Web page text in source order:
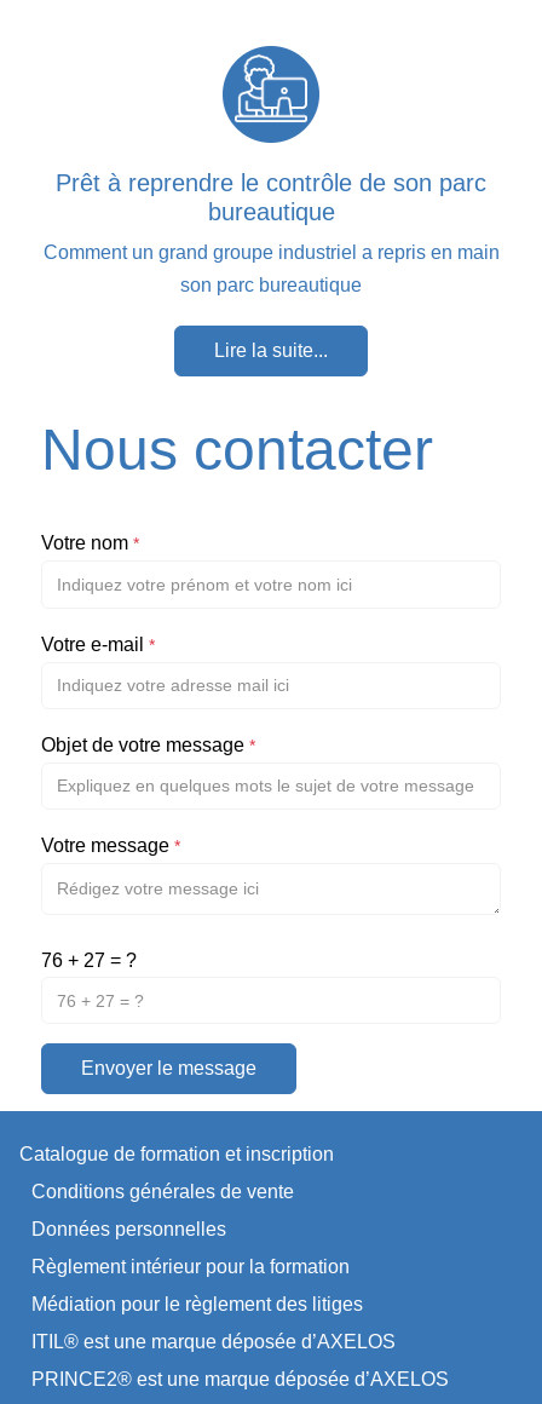
Prêt à reprendre le contrôle de son parc
bureautique
Comment un grand groupe industriel a repris en main
son parc bureautique
Lire la suite...
Nous contacter
Votre nom*
Votre e-mail*
Objet de votre message*
Votre message*
76 + 27 = ?
Envoyer le message
Catalogue de formation et inscription
Conditions générales de vente
Données personnelles
Règlement intérieur pour la formation
Médiation pour le règlement des litiges
ITIL® est une marque déposée d’AXELOS
PRINCE2® est une marque déposée d’AXELOS